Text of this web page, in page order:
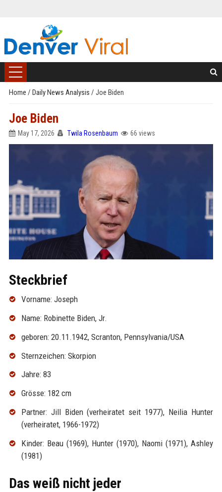
Home / Daily News Analysis / Joe Biden
Joe Biden
May 17, 2026 Twila Rosenbaum 66 views
Steckbrief
Vorname: Joseph
Name: Robinette Biden, Jr.
geboren: 20.11.1942, Scranton, Pennsylvania/USA
Sternzeichen: Skorpion
Jahre: 83
Grösse: 182 cm
Partner: Jill Biden (verheiratet seit 1977), Neilia Hunter
(verheiratet, 1966-1972)
Kinder: Beau (1969), Hunter (1970), Naomi (1971), Ashley
(1981)
Das weiß nicht jeder